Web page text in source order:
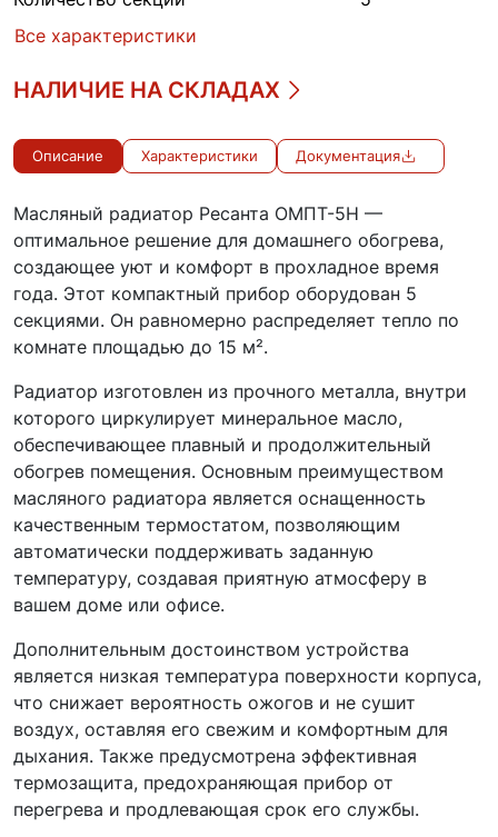
Все характеристики
НАЛИЧИЕ НА СКЛАДАХ
Описание Характеристики Документация
Масляный радиатор Ресанта ОМПТ-5Н —
оптимальное решение для домашнего обогрева,
создающее уют и комфорт в прохладное время
года. Этот компактный прибор оборудован 5
секциями. Он равномерно распределяет тепло по
комнате площадью до 15 м².
Радиатор изготовлен из прочного металла, внутри
которого циркулирует минеральное масло,
обеспечивающее плавный и продолжительный
обогрев помещения. Основным преимуществом
масляного радиатора является оснащенность
качественным термостатом, позволяющим
автоматически поддерживать заданную
температуру, создавая приятную атмосферу в
вашем доме или офисе.
Дополнительным достоинством устройства
является низкая температура поверхности корпуса,
что снижает вероятность ожогов и не сушит
воздух, оставляя его свежим и комфортным для
дыхания. Также предусмотрена эффективная
термозащита, предохраняющая прибор от
перегрева и продлевающая срок его службы.